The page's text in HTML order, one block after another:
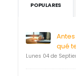
POPULARES
qué
Lunes 04 de